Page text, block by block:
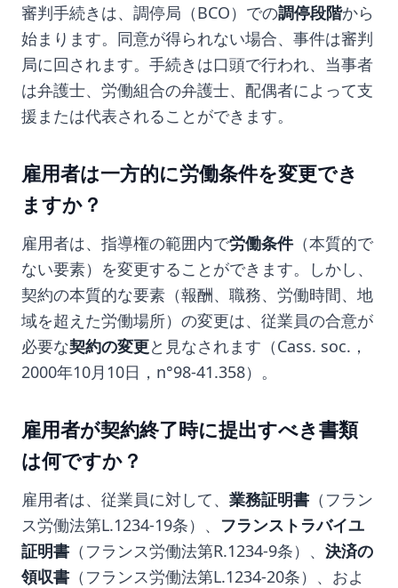
審判手続きは、調停局（BCO）での調停段階から
始まります。同意が得られない場合、事件は審判
局に回されます。手続きは口頭で行われ、当事者
は弁護士、労働組合の弁護士、配偶者によって支
援または代表されることができます。
雇用者は一方的に労働条件を変更でき
ますか？
雇用者は、指導権の範囲内で労働条件（本質的で
ない要素）を変更することができます。しかし、
契約の本質的な要素（報酬、職務、労働時間、地
域を超えた労働場所）の変更は、従業員の合意が
必要な契約の変更と見なされます（Cass. soc.，
2000年10月10日，n°98-41.358）。
雇用者が契約終了時に提出すべき書類
は何ですか？
雇用者は、従業員に対して、 業務証明書 （フラン
ス労働法第L.1234-19条）、 フランストラバイユ
証明書 （フランス労働法第R.1234-9条）、 決済の
領収書 （フランス労働法第L.1234-20条）、およ